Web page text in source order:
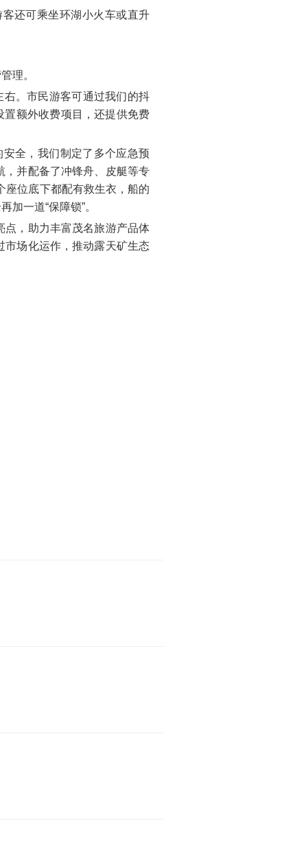
还可乘坐环湖小火车或直升
理。
。市民游客可通过我们的抖
额外收费项目，还提供免费
全，我们制定了多个应急预
，并配备了冲锋舟、皮艇等专
座位底下都配有救生衣，船的
一道“保障锁”。
点，助力丰富茂名旅游产品体
市场化运作，推动露天矿生态